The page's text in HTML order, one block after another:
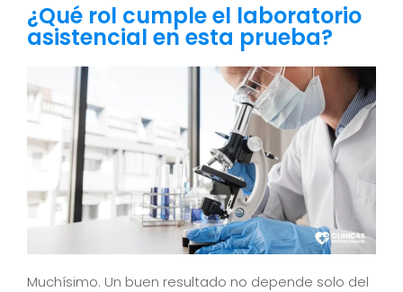
¿Qué rol cumple el laboratorio
asistencial en esta prueba?
Muchísimo. Un buen resultado no depende solo del